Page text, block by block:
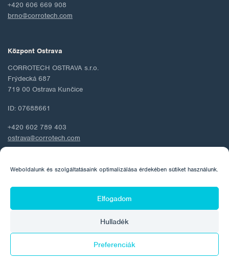
Weboldalunk és szolgáltatásaink optimalizálása érdekében sütiket használunk.
Elfogadom
Hulladék
Preferenciák
+420 606 669 908
brno@corrotech.com
Központ Ostrava
CORROTECH OSTRAVA s.r.o.
Frýdecká 687
719 00 Ostrava Kunčice
ID: 07688661
+420 602 789 403
ostrava@corrotech.com
© 2026 Corrotech